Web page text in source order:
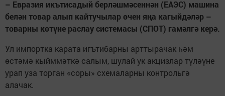
– Евразия икътисадый берләшмәсеннән (ЕАЭС) машина
белән товар алып кайтучылар өчен яңа кагыйдәләр –
товарны көтүне раслау системасы (СПОТ) гамәлгә керә.
Ул импортка карата игътибарны арттырачак һәм
өстәмә кыйммәткә салым, шулай ук акцизлар түләүне
урап уза торган «соры» схемаларны контрольгә
алачак.